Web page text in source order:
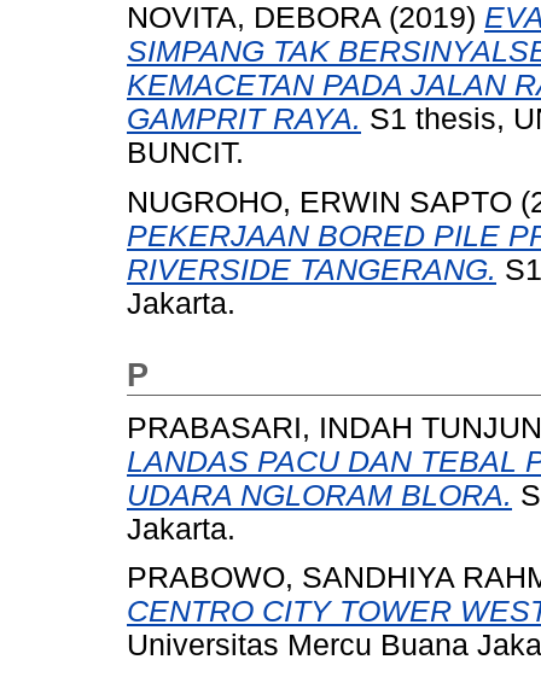
NOVITA, DEBORA (2019)
SIMPANG TAK
KEMACETAN PADA JALAN
GAMPRIT RAYA. S1 thesis,
BUNCIT.
NUGROHO, ERWIN SAPTO
PEKERJAAN BORED PILE
RIVERSIDE TANGERANG.
Jakarta.
P
PRABASARI, INDAH
LANDAS PACU DAN TEBAL
UDARA NGLORAM BLORA.
Jakarta.
PRABOWO, SANDHIYA
CENTRO CITY TOWER
Universitas Mercu Buana